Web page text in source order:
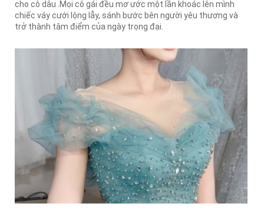
cho cô dâu .Mọi cô gái đều mơ ước một lần khoác lên mình
chiếc váy cưới lộng lẫy, sánh bước bên người yêu thương và
trở thành tâm điểm của ngày trọng đại.